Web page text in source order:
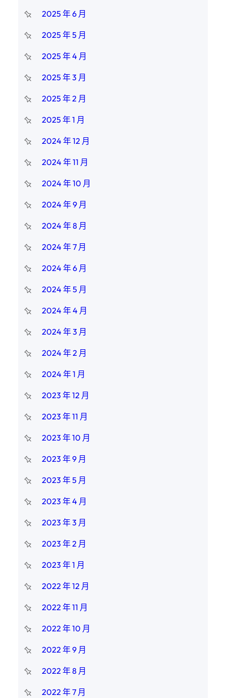
2025 年 6 月
2025 年 5 月
2025 年 4 月
2025 年 3 月
2025 年 2 月
2025 年 1 月
2024 年 12 月
2024 年 11 月
2024 年 10 月
2024 年 9 月
2024 年 8 月
2024 年 7 月
2024 年 6 月
2024 年 5 月
2024 年 4 月
2024 年 3 月
2024 年 2 月
2024 年 1 月
2023 年 12 月
2023 年 11 月
2023 年 10 月
2023 年 9 月
2023 年 5 月
2023 年 4 月
2023 年 3 月
2023 年 2 月
2023 年 1 月
2022 年 12 月
2022 年 11 月
2022 年 10 月
2022 年 9 月
2022 年 8 月
2022 年 7 月